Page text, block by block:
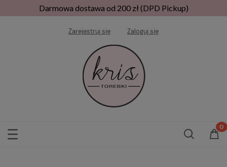
Darmowa dostawa od 200 zł (DPD Pickup)
Zarejestruj się Zaloguj się